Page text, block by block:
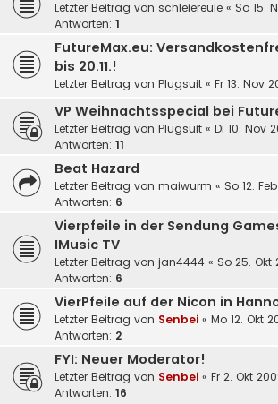
Letzter Beitrag von schleiereule « So 15.
Antworten: 1
FutureMax.eu:
bis 20.11.!
Letzter Beitrag von Plugsuit « Fr 13. Nov
VP Weihnachtsspecial bei
Letzter Beitrag von Plugsuit « Di 10. Nov
Antworten: 11
Beat Hazard
Letzter Beitrag von maiwurm « So 12. Feb
Antworten: 6
Vierpfeile in der Sendung
IMusic TV
Letzter Beitrag von jan4444 « So 25. Okt
Antworten: 6
VierPfeile auf der Nicon in
Letzter Beitrag von Senbei « Mo 12. Okt
Antworten: 2
FYI: Neuer Moderator!
Letzter Beitrag von Senbei « Fr 2. Okt
Antworten: 16